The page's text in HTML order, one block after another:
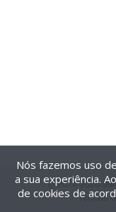
@2014-2026
Termos
Nós fazemos uso
a sua experiência.
de cookies de